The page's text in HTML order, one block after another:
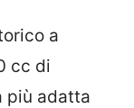
a
cc di
più adatta